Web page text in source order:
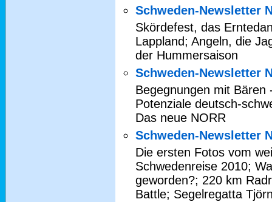
Schweden-Newsletter
Skördefest, das
Lappland; Angeln, die
der Hummersaison
Schweden-Newsletter
Begegnungen mit
Potenziale deutsch-
Das neue NORR
Schweden-Newsletter
Die ersten Fotos vom
Schwedenreise 2010;
geworden?; 220 km
Battle; Segelregatta